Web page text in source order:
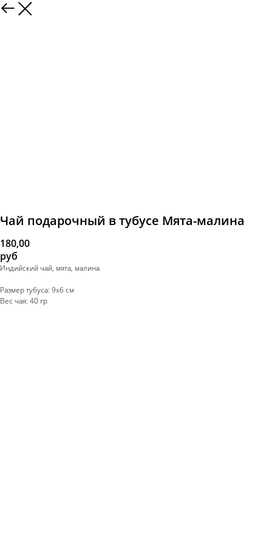
Чай подарочный в тубусе Мята-малина
180,00
руб
Индийский чай, мята, малина
Размер тубуса: 9х6 см
Вес чая: 40 гр